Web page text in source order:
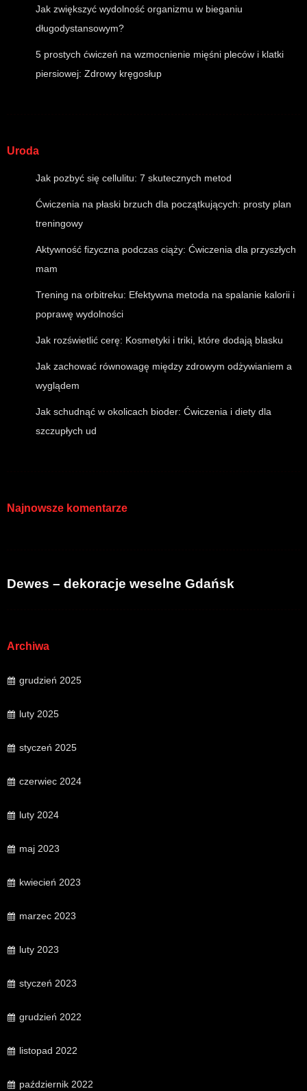
Jak zwiększyć wydolność organizmu w bieganiu
długodystansowym?
5 prostych ćwiczeń na wzmocnienie mięśni pleców i klatki
piersiowej: Zdrowy kręgosłup
Uroda
Jak pozbyć się cellulitu: 7 skutecznych metod
Ćwiczenia na płaski brzuch dla początkujących: prosty plan
treningowy
Aktywność fizyczna podczas ciąży: Ćwiczenia dla przyszłych
mam
Trening na orbitreku: Efektywna metoda na spalanie kalorii i
poprawę wydolności
Jak rozświetlić cerę: Kosmetyki i triki, które dodają blasku
Jak zachować równowagę między zdrowym odżywianiem a
wyglądem
Jak schudnąć w okolicach bioder: Ćwiczenia i diety dla
szczupłych ud
Najnowsze komentarze
Dewes – dekoracje weselne Gdańsk
Archiwa
grudzień 2025
luty 2025
styczeń 2025
czerwiec 2024
luty 2024
maj 2023
kwiecień 2023
marzec 2023
luty 2023
styczeń 2023
grudzień 2022
listopad 2022
październik 2022